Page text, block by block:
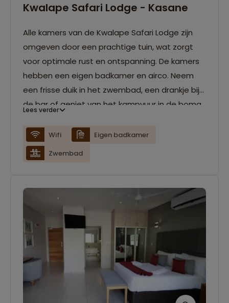
Kwalape Safari Lodge - Kasane
Alle kamers van de Kwalape Safari Lodge zijn
omgeven door een prachtige tuin, wat zorgt
voor optimale rust en ontspanning. De kamers
hebben een eigen badkamer en airco. Neem
een frisse duik in het zwembad, een drankje bij
de bar of geniet van het kampvuur in de boma.
maaltijden.
Lees verder
Wifi
Eigen badkamer
Zwembad